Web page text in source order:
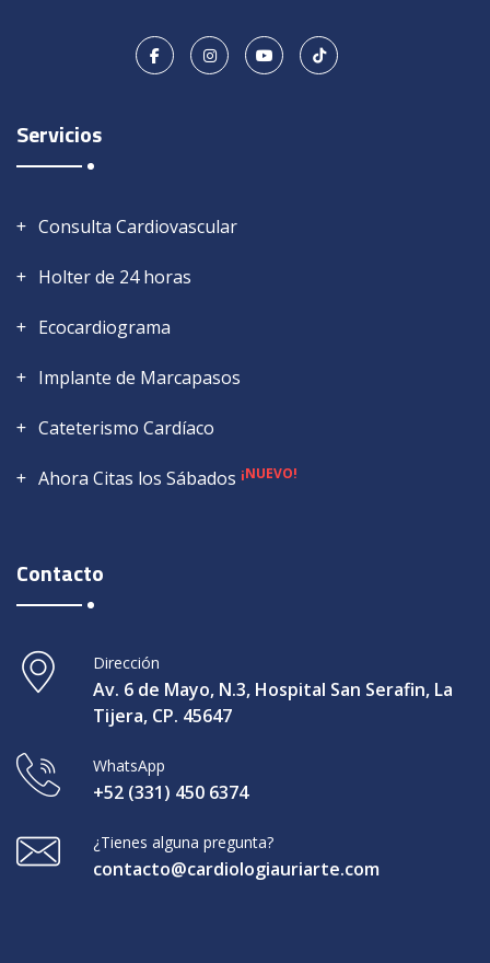
Servicios
Consulta Cardiovascular
Holter de 24 horas
Ecocardiograma
Implante de Marcapasos
Cateterismo Cardíaco
Ahora Citas los Sábados ¡NUEVO!
Contacto
Dirección
Av. 6 de Mayo, N.3, Hospital San Serafin, La
Tijera, CP. 45647
WhatsApp
+52 (331) 450 6374
¿Tienes alguna pregunta?
contacto@cardiologiauriarte.com